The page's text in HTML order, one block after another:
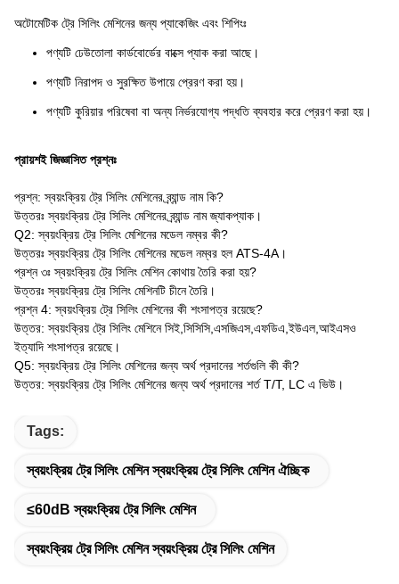
অটোমেটিক ট্রে সিলিং মেশিনের জন্য প্যাকেজিং এবং শিপিংঃ
পণ্যটি ঢেউতোলা কার্ডবোর্ডের বাক্সে প্যাক করা আছে।
পণ্যটি নিরাপদ ও সুরক্ষিত উপায়ে প্রেরণ করা হয়।
পণ্যটি কুরিয়ার পরিষেবা বা অন্য নির্ভরযোগ্য পদ্ধতি ব্যবহার করে প্রেরণ করা হয়।
প্রায়শই জিজ্ঞাসিত প্রশ্নঃ
প্রশ্ন: স্বয়ংক্রিয় ট্রে সিলিং মেশিনের ব্র্যান্ড নাম কি?
উত্তরঃ স্বয়ংক্রিয় ট্রে সিলিং মেশিনের ব্র্যান্ড নাম জ্যাকপ্যাক।
Q2: স্বয়ংক্রিয় ট্রে সিলিং মেশিনের মডেল নম্বর কী?
উত্তরঃ স্বয়ংক্রিয় ট্রে সিলিং মেশিনের মডেল নম্বর হল ATS-4A।
প্রশ্ন ৩ঃ স্বয়ংক্রিয় ট্রে সিলিং মেশিন কোথায় তৈরি করা হয়?
উত্তরঃ স্বয়ংক্রিয় ট্রে সিলিং মেশিনটি চীনে তৈরি।
প্রশ্ন 4: স্বয়ংক্রিয় ট্রে সিলিং মেশিনের কী শংসাপত্র রয়েছে?
উত্তর: স্বয়ংক্রিয় ট্রে সিলিং মেশিনে সিই,সিসিসি,এসজিএস,এফডিএ,ইউএল,আইএসও
ইত্যাদি শংসাপত্র রয়েছে।
Q5: স্বয়ংক্রিয় ট্রে সিলিং মেশিনের জন্য অর্থ প্রদানের শর্তগুলি কী কী?
উত্তর: স্বয়ংক্রিয় ট্রে সিলিং মেশিনের জন্য অর্থ প্রদানের শর্ত T/T, LC এ ভিউ।
Tags:
স্বয়ংক্রিয় ট্রে সিলিং মেশিন স্বয়ংক্রিয় ট্রে সিলিং মেশিন ঐচ্ছিক
≤60dB স্বয়ংক্রিয় ট্রে সিলিং মেশিন
স্বয়ংক্রিয় ট্রে সিলিং মেশিন স্বয়ংক্রিয় ট্রে সিলিং মেশিন